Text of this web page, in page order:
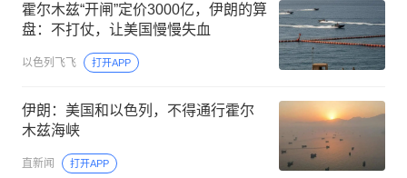
霍尔木兹“开闸”定价3000亿，伊朗的算
盘：不打仗，让美国慢慢失血
以色列飞飞 打开APP
伊朗：美国和以色列，不得通行霍尔
木兹海峡
直新闻 打开APP